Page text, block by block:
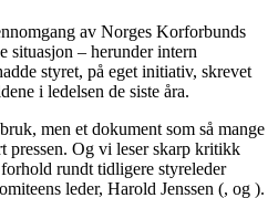
av Norges Korforbunds
situasjon – herunder intern
styret, på eget initiativ, skrevet
i ledelsen de siste åra.
men et dokument som så mange
pressen. Og vi leser skarp kritikk
rundt tidligere styreleder
leder, Harold Jenssen (, og ).